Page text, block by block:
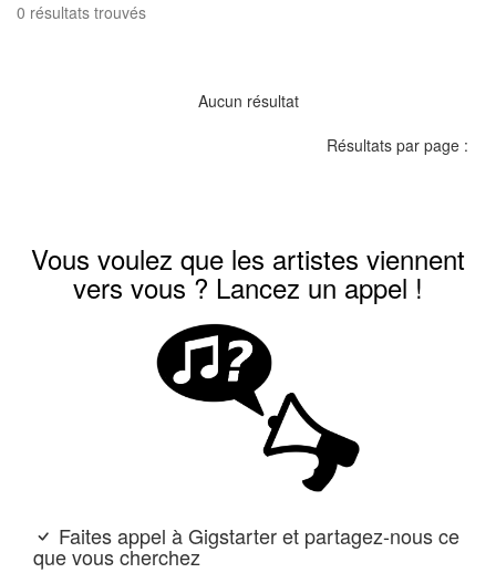
0 résultats trouvés
Aucun résultat
Résultats par page :
Vous voulez que les artistes viennent
vers vous ? Lancez un appel !
Faites appel à Gigstarter et partagez-nous ce
que vous cherchez